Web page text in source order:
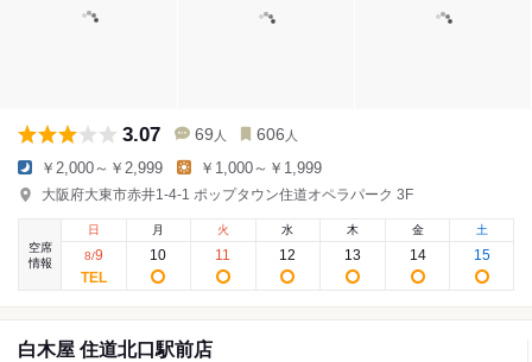
3.07 69 人 606 人
￥2,000～￥2,999 ￥1,000～￥1,999
大阪府大東市赤井1-4-1 ポップタウン住道オペラパーク 3F
空席
情報
日
8/9
月
10
火
11
水
12
木
13
金
14
土
15
白木屋 住道北口駅前店